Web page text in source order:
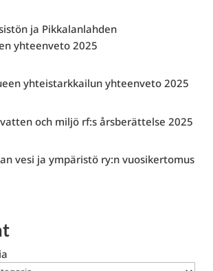
ja Pikkalanlahden
yhteenveto 2025
yhteistarkkailun yhteenveto 2025
och miljö rf:s årsberättelse 2025
vesi ja ympäristö ry:n vuosikertomus